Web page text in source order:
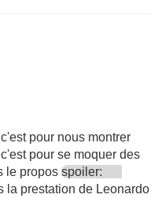
pour nous montrer
pour se moquer des
le propos spoiler:
la prestation de Leonardo